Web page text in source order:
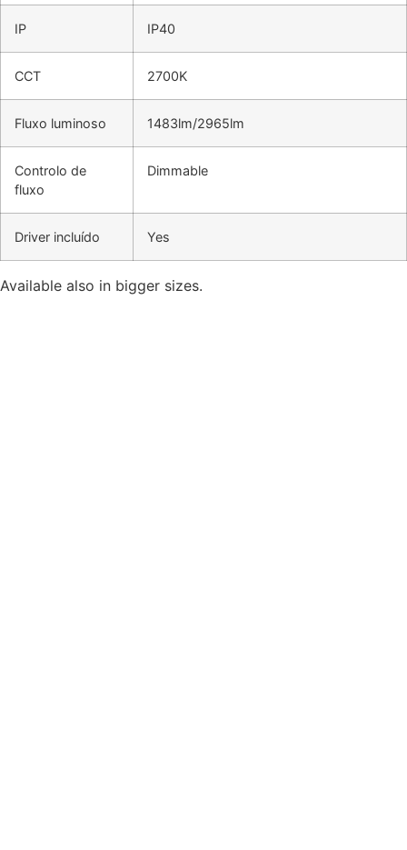
IP IP40
CCT 2700K
Fluxo luminoso 1483lm/2965lm
Controlo de
fluxo
Dimmable
Driver incluído Yes
Available also in bigger sizes.